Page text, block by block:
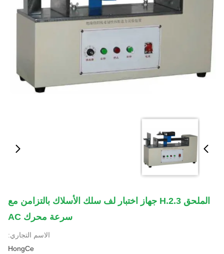
الملحق H.2.3 جهاز اختبار لف سلك الأسلاك بالتزامن مع
سرعة محرك AC
الاسم التجاري:
HongCe